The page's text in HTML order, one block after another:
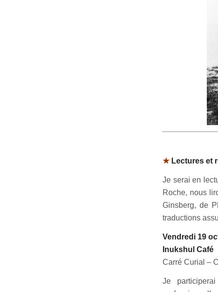
★Lectures et
Je serai en
Roche, nous
Ginsberg, de
traductions
Vendredi 19
Inukshul Café
Carré Curial –
Je